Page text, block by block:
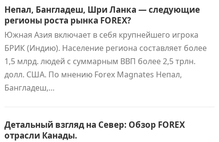
Непал, Бангладеш, Шри Ланка — следующие
регионы роста рынка FOREX?
Южная Азия включает в себя крупнейшего игрока
БРИК (Индию). Население региона составляет более
1,5 млрд. людей с суммарным ВВП более 2,5 трлн.
долл. США. По мнению Forex Magnates Непал,
Бангладеш,…
Детальный взгляд на Север: Обзор FOREX
отрасли Канады.